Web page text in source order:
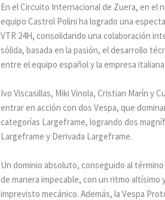
En el Circuito Internacional de Zuera, en el
equipo Castrol Polini ha logrado una
VTR 24H, consolidando una colaboración
sólida, basada en la pasión, el desarrollo
entre el equipo español y la empresa italiana.
Ivo Viscasillas, Miki Vinola, Cristian Marín y
entrar en acción con dos Vespa, que
categorías Largeframe, logrando dos
Largeframe y Derivada Largeframe.
Un dominio absoluto, conseguido al
de manera impecable, con un ritmo altísimo
imprevisto mecánico. Además, la Vespa